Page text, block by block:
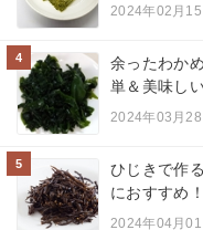
2024年02月15
4
余ったわか
単＆美味し
2024年03月28
5
ひじきで作
におすすめ！
2024年04月01